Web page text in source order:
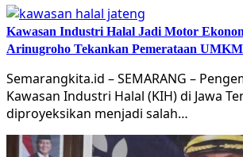
Kawasan Industri Halal Jadi Motor
Arinugroho Tekankan Pemerataan UMKM
Semarangkita.id – SEMARANG –
Kawasan Industri Halal (KIH) di Jawa
diproyeksikan menjadi salah…